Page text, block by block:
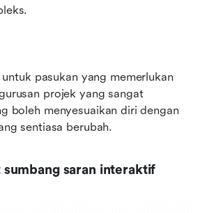
untuk pasukan yang memerlukan
projek yang sangat
boleh menyesuaikan diri dengan
sentiasa berubah.
saran interaktif